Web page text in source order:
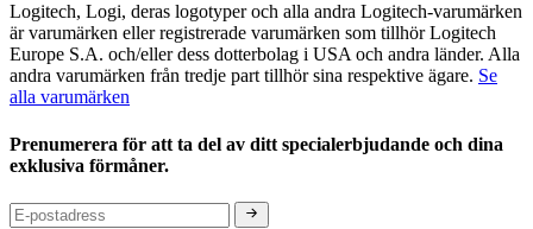
Logitech, Logi, deras logotyper och alla andra Logitech-varumärken
är varumärken eller registrerade varumärken som tillhör Logitech
Europe S.A. och/eller dess dotterbolag i USA och andra länder. Alla
andra varumärken från tredje part tillhör sina respektive ägare. Se
alla varumärken
Prenumerera för att ta del av ditt specialerbjudande och dina
exklusiva förmåner.